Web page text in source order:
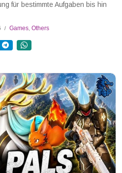
für bestimmte Aufgaben bis hin
/ Games, Others